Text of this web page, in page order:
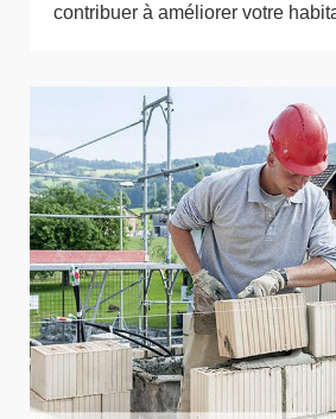
contribuer à améliorer votre